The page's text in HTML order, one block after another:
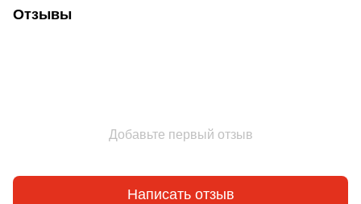
Отзывы
Добавьте первый отзыв
Написать отзыв